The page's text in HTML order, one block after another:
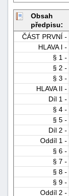
Obsah
předpisu:
ČÁST PRVNÍ -
HLAVA I -
§ 1 -
§ 2 -
§ 3 -
HLAVA II -
Díl 1 -
§ 4 -
§ 5 -
Díl 2 -
Oddíl 1 -
§ 6 -
§ 7 -
§ 8 -
§ 9 -
Oddíl 2 -